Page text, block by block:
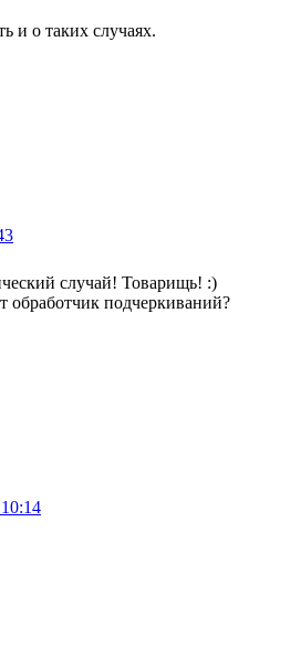
и о таких случаях.
случай! Товарищь! :)
обработчик подчеркиваний?